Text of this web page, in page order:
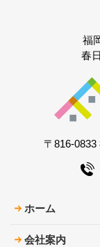
福
春
〒816-
ホーム
会社案内